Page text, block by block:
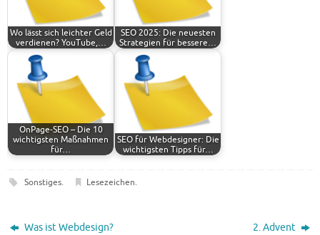
Wo lässt sich leichter Geld
verdienen? YouTube,…
SEO 2025: Die neuesten
Strategien für bessere…
OnPage-SEO – Die 10
wichtigsten Maßnahmen
für…
SEO für Webdesigner: Die
wichtigsten Tipps für…
Sonstiges. Lesezeichen.
Was ist Webdesign? 2. Advent